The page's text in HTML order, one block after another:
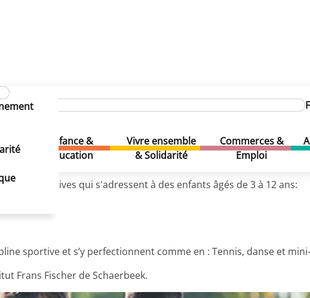
Enfance &
Education
Vivre ensemble
& Solidarité
Commerces &
Emploi
et guide des loisirs
sportives qui s'adressent à des enfants âgés de 3 à 12 ans:
sportive et s’y perfectionnent comme en : Tennis, danse et
Frans Fischer de Schaerbeek.